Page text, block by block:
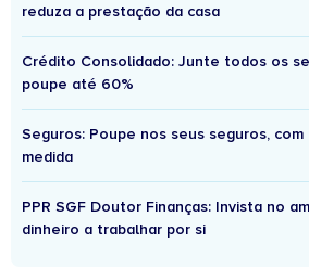
reduza a prestação da casa
Crédito Consolidado: Junte todos os
poupe até 60%
Seguros: Poupe nos seus seguros,
medida
PPR SGF Doutor Finanças: Invista no
dinheiro a trabalhar por si